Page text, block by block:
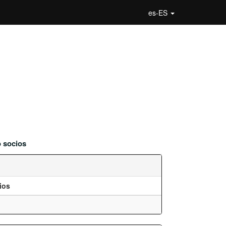
es-ES
socios